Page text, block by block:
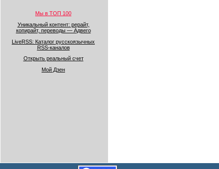
Мы в ТОП 100
Уникальный контент: рерайт,
копирайт, переводы — Адвего
LiveRSS: Каталог русскоязычных
RSS-каналов
Открыть реальный счет
Мой Дзен